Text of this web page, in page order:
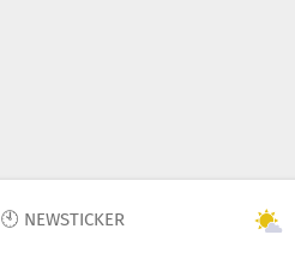
🕙 NEWSTICKER